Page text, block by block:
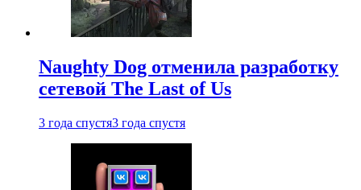
Naughty Dog отменила разработку
сетевой The Last of Us
3 года спустя3 года спустя